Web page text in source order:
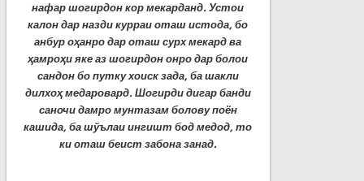
нафар шогирдон кор мекарданд. Устои
калон дар назди курраи оташ истода, бо
анбур оҳанро дар оташ сурх мекард ва
ҳамроҳи яке аз шогирдон онро дар болои
сандон бо путку хоиск зада, ба шакли
дилхоҳ медаровард. Шогирди дигар банди
саночи дамро мунтазам болову поён
кашида, ба шўълаи ингишт бод медод, то
ки оташ беист забона занад.